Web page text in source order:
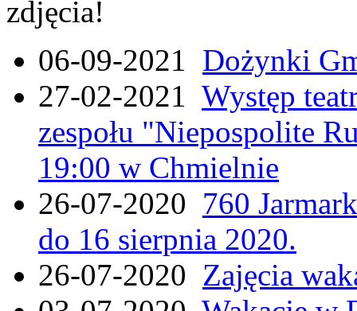
zdjęcia!
06-09-2021 Dożynki
27-02-2021 Występ
zespołu "Niepospolite
19:00 w Chmielnie
26-07-2020 760
do 16 sierpnia 2020.
26-07-2020 Zajęcia